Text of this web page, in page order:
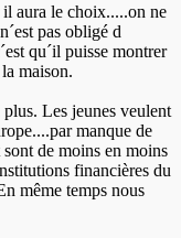
aura le choix.....on ne
pas obligé d
qu´il puisse montrer
maison.
Les jeunes veulent
manque de
de moins en moins
financières du
même temps nous